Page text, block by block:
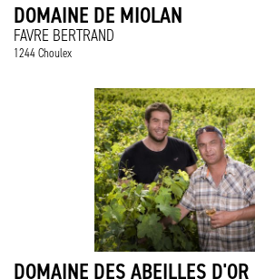
DOMAINE DE MIOLAN
FAVRE BERTRAND
1244 Choulex
DOMAINE DES ABEILLES D'OR